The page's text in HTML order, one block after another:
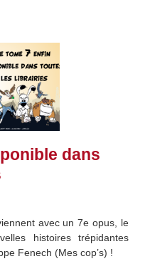
dans
avec un 7e opus, le
histoires trépidantes
Fenech (Mes cop’s) !